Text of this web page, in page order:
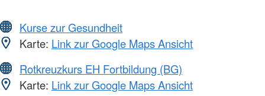
Kurse zur Gesundheit
Karte: Link zur Google Maps Ansicht
Rotkreuzkurs EH Fortbildung (BG)
Karte: Link zur Google Maps Ansicht